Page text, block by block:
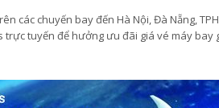
các chuyến bay đến Hà Nội, Đà Nẵng,
trực tuyến để hưởng ưu đãi giá vé máy bay